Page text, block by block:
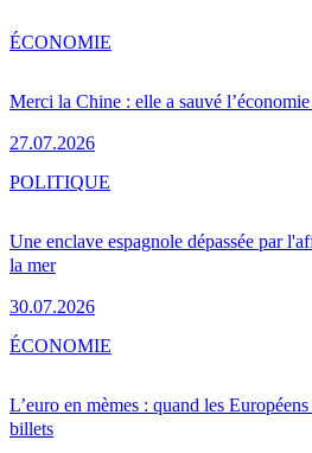
Merci la Chine : elle a sauvé
27.07.2026
ÉCONOMIE
Une enclave espagnole dépassée par
la mer
30.07.2026
POLITIQUE
L’euro en mèmes : quand les
billets
ÉCONOMIE